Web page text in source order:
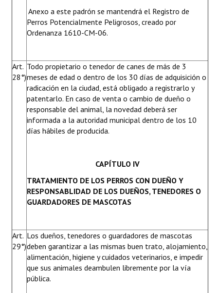
Anexo a este padrón se mantendrá el Registro de
Perros Potencialmente Peligrosos, creado por
Ordenanza 1610-CM-06.
Art.
28°)
Todo propietario o tenedor de canes de más de 3
meses de edad o dentro de los 30 días de adquisición o
radicación en la ciudad, está obligado a registrarlo y
patentarlo. En caso de venta o cambio de dueño o
responsable del animal, la novedad deberá ser
informada a la autoridad municipal dentro de los 10
días hábiles de producida.
CAPÍTULO IV
TRATAMIENTO DE LOS PERROS CON DUEÑO Y
RESPONSABLIDAD DE LOS DUEÑOS, TENEDORES O
GUARDADORES DE MASCOTAS
Art.
29°)
Los dueños, tenedores o guardadores de mascotas
deben garantizar a las mismas buen trato, alojamiento,
alimentación, higiene y cuidados veterinarios, e impedir
que sus animales deambulen libremente por la vía
pública.